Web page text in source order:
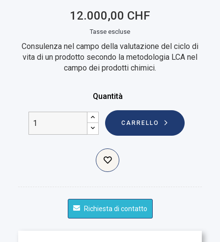
12.000,00 CHF
Tasse escluse
Consulenza nel campo della valutazione del ciclo di
vita di un prodotto secondo la metodologia LCA nel
campo dei prodotti chimici.
Quantità
CARRELLO
Richiesta di contatto